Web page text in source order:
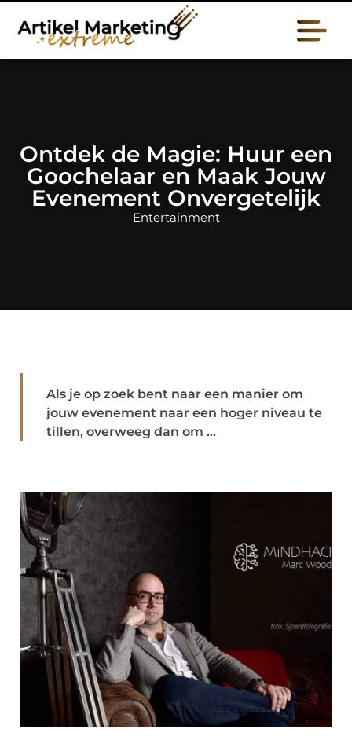
Ontdek de Magie: Huur een
Goochelaar en Maak Jouw
Evenement Onvergetelijk
Entertainment
Als je op zoek bent naar een manier om
jouw evenement naar een hoger niveau te
tillen, overweeg dan om ...